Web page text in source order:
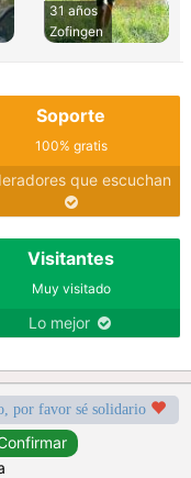
31 años
Zofingen
Soporte
100% gratis
que escuchan
Visitantes
Muy visitado
Lo mejor
por favor sé solidario